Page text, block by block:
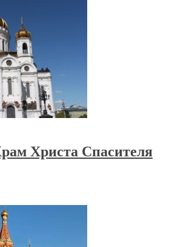
Христа Спасителя